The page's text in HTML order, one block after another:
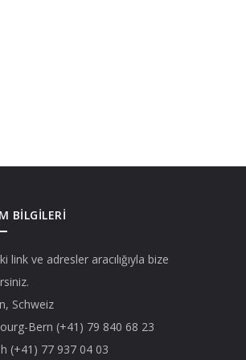
BILGILERI
link ve adresler aracılığıyla bize
Schweiz
Bern (+41) 79 840 68 23
(+41) 77 937 04 03